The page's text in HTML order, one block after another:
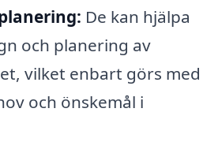
De kan hjälpa
och planering av
vilket enbart görs med
och önskemål i